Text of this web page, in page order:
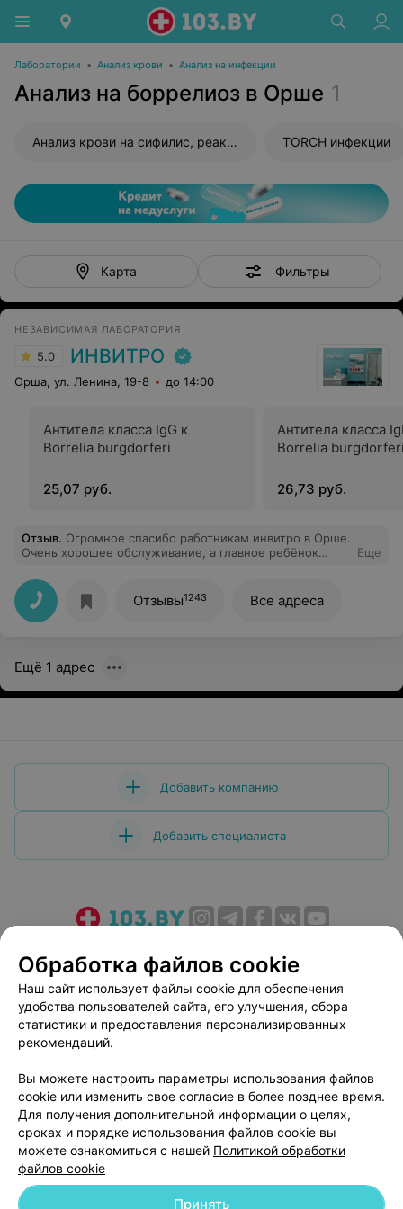
Лаборатории • Анализ крови • Анализ на инфекции
Анализ на боррелиоз в Орше 1
Анализ крови на сифилис, реакция Вассермана (RW) TORCH инфекции
Карта Фильтры
НЕЗАВИСИМАЯ ЛАБОРАТОРИЯ
5.0 ИНВИТРО
Орша, ул. Ленина, 19-8 до 14:00
Антитела класса IgG к
Borrelia burgdorferi
25,07 руб.
Антитела класса
Borrelia
26,73 руб.
Отзыв. Огромное спасибо работникам инвитро в Орше.
Очень хорошее обслуживание, а главное ребёнок
отдельное спасибо за подарок, и я и ребёнок были
приятно удивлены. Огромное спасибо за качественное
обслуживание
Еще
Отзывы1243 Все адреса
Ещё 1 адрес
Добавить компанию
Добавить специалиста
Медицинский маркетинг
Публичный договор
Пользовательское соглашение
Способы оплаты
Вакансии
Партнеры
Написать руководителю 103.by
Персональные настройки cookie
Обработка персональных данных
Обработка файлов cookie
Наш сайт использует файлы cookie для обеспечения
удобства пользователей сайта, его улучшения, сбора
статистики и предоставления персонализированных
рекомендаций.
Вы можете настроить параметры использования файлов
cookie или изменить свое согласие в более позднее время.
Для получения дополнительной информации о целях,
сроках и порядке использования файлов cookie вы
можете ознакомиться с нашей Политикой обработки
файлов cookie
Принять